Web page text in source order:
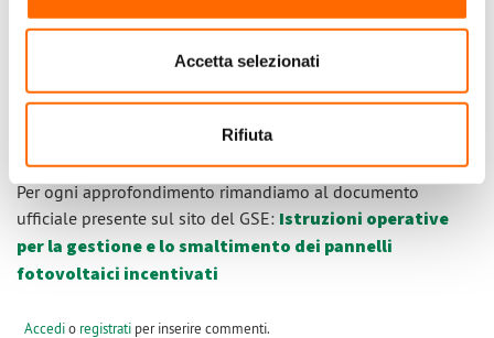
Accetta selezionati
Rifiuta
l’Allegato 8.3 (Dichiarazione di partecipazione a un Sistema
Collettivo), che si trova alla fine del documento di Istruzioni,
Collettivo, attraverso cui confermare la correttezza degli
importi versati per l’esercizio dell’opzione.
Per ogni approfondimento rimandiamo al documento
ufficiale presente sul sito del GSE: Istruzioni operative
per la gestione e lo smaltimento dei pannelli
fotovoltaici incentivati
Accedio registratiper inserire commenti.